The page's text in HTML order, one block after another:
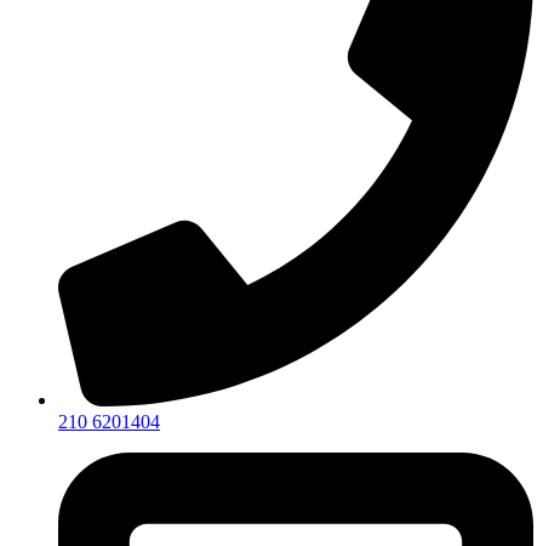
210 6201404